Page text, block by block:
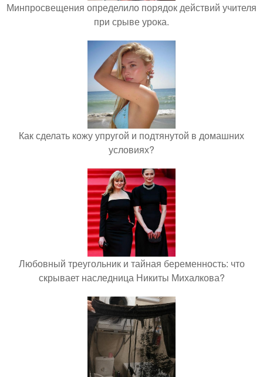
Минпросвещения определило порядок действий учителя
при срыве урока.
Как сделать кожу упругой и подтянутой в домашних
условиях?
Любовный треугольник и тайная беременность: что
скрывает наследница Никиты Михалкова?